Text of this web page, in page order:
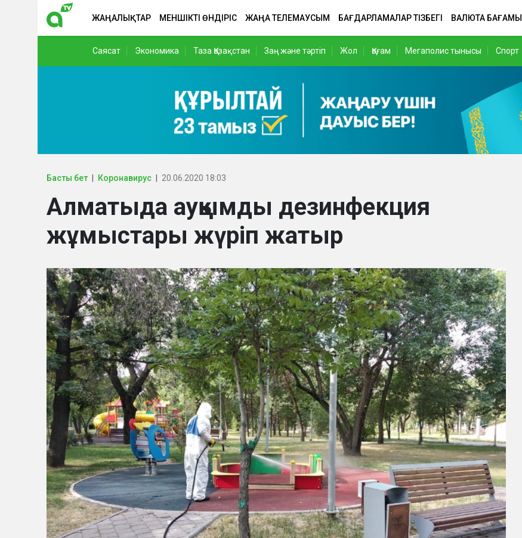
ЖАҢАЛЫҚТАР МЕНШІКТІ ӨНДІРІС ЖАҢА ТЕЛЕМАУСЫМ БАҒДАРЛАМАЛАР ТІЗБЕГІ ВАЛЮТА БАҒАМЫ
Саясат Экономика Таза Қазақстан Заң және тәртіп Жол Қоғам Мегаполис тынысы Спорт
Басты бет Коронавирус 20.06.2020 18:03
Алматыда ауқымды дезинфекция
жұмыстары жүріп жатыр